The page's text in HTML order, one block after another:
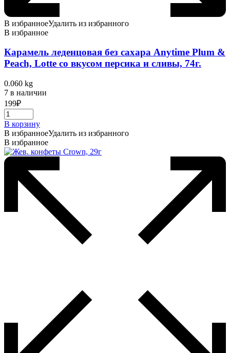
В избранноеУдалить из избранного
В избранное
Карамель леденцовая без сахара Anytime Plum &
Peach, Lotte со вкусом персика и сливы, 74г.
0.060 kg
7 в наличии
199₽
В корзину
В избранноеУдалить из избранного
В избранное